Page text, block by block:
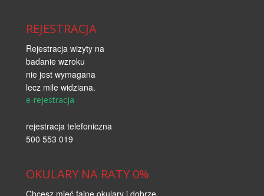
REJESTRACJA
Rejestracja wizyty na
badanie wzroku
nie jest wymagana
lecz mile widziana.
e-rejestracja
rejestracja telefoniczna
500 553 019
OKULARY NA RATY 0%
Chcesz mieć fajne okulary i dobrze